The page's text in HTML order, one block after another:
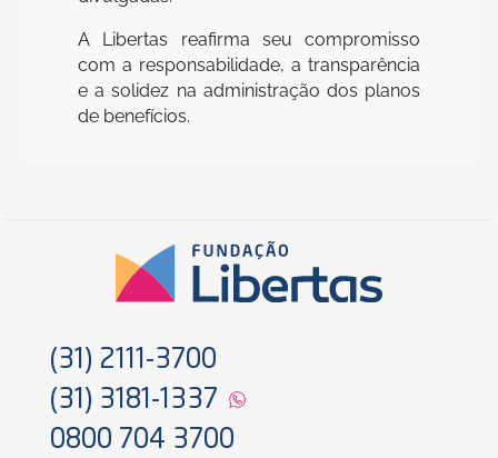
A Libertas reafirma seu compromisso
com a responsabilidade, a transparência
e a solidez na administração dos planos
de benefícios.
(31) 2111-3700
(31) 3181-1337
0800 704 3700